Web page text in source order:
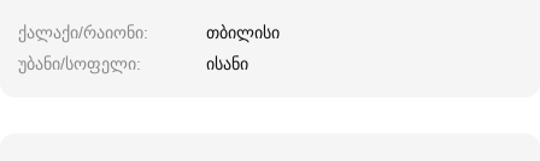
ქალაქი/რაიონი
თბილისი
უბანი/სოფელი
ისანი